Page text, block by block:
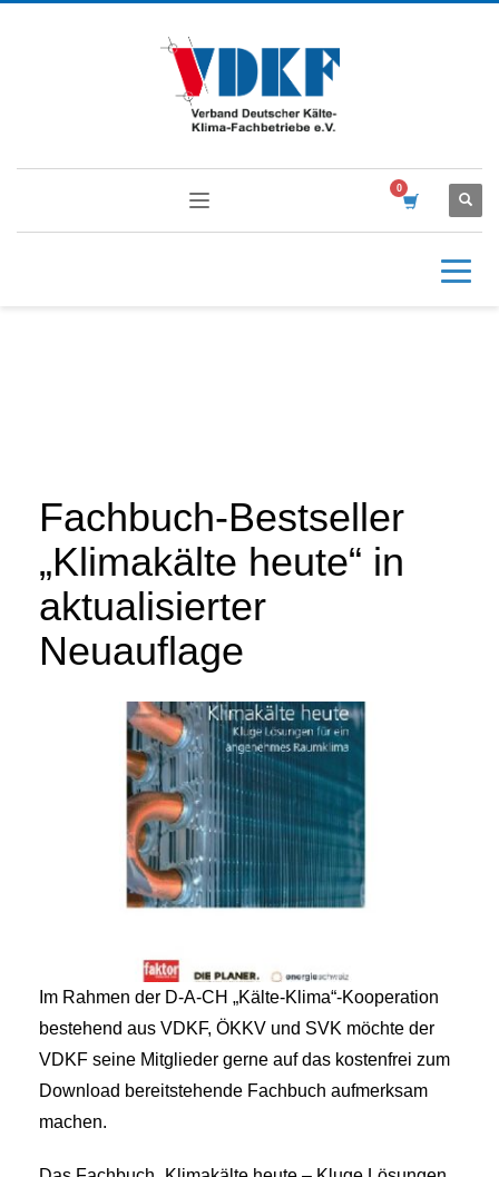
Fachbuch-Bestseller
„Klimakälte heute“ in
aktualisierter
Neuauflage
Im Rahmen der D-A-CH „Kälte-Klima“-Kooperation
bestehend aus VDKF, ÖKKV und SVK möchte der
VDKF seine Mitglieder gerne auf das kostenfrei zum
Download bereitstehende Fachbuch aufmerksam
machen.